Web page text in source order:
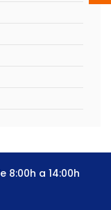
8:00h a 14:00h